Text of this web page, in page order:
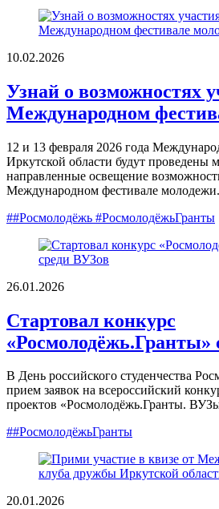
10.02.2026
Узнай о возможностях
Международном
12 и 13 февраля 2026 года
Иркутской области будут проведены
направленные освещение
Международном фестивале молодежи.
##Росмолодёжь #РосмолодёжьГранты
26.01.2026
Стартовал конкурс
«Росмолодёжь.Гранты»
В День российского студенчества
прием заявок на всероссийский
проектов «Росмолодёжь.Гранты.
##РосмолодёжьГранты
20.01.2026